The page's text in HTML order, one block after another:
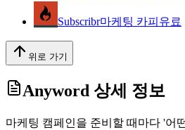
Subscribr마케팅 카피 유료
위로 가기
Anyword 상세 정보
마케팅 캠페인을 준비할 때마다 '어